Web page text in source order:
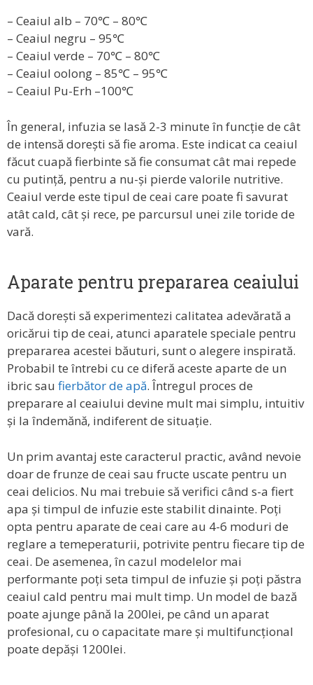
– Ceaiul alb – 70℃ – 80℃
– Ceaiul negru – 95℃
– Ceaiul verde – 70℃ – 80℃
– Ceaiul oolong – 85℃ – 95℃
– Ceaiul Pu-Erh –100℃
În general, infuzia se lasă 2-3 minute în funcție de cât
de intensă dorești să fie aroma. Este indicat ca ceaiul
făcut cuapă fierbinte să fie consumat cât mai repede
cu putință, pentru a nu-și pierde valorile nutritive.
Ceaiul verde este tipul de ceai care poate fi savurat
atât cald, cât și rece, pe parcursul unei zile toride de
vară.
Aparate pentru prepararea ceaiului
Dacă dorești să experimentezi calitatea adevărată a
oricărui tip de ceai, atunci aparatele speciale pentru
prepararea acestei băuturi, sunt o alegere inspirată.
Probabil te întrebi cu ce diferă aceste aparte de un
ibric sau fierbător de apă. Întregul proces de
preparare al ceaiului devine mult mai simplu, intuitiv
și la îndemănă, indiferent de situație.
Un prim avantaj este caracterul practic, având nevoie
doar de frunze de ceai sau fructe uscate pentru un
ceai delicios. Nu mai trebuie să verifici când s-a fiert
apa și timpul de infuzie este stabilit dinainte. Poți
opta pentru aparate de ceai care au 4-6 moduri de
reglare a temeperaturii, potrivite pentru fiecare tip de
ceai. De asemenea, în cazul modelelor mai
performante poți seta timpul de infuzie și poți păstra
ceaiul cald pentru mai mult timp. Un model de bază
poate ajunge până la 200lei, pe când un aparat
profesional, cu o capacitate mare și multifuncțional
poate depăși 1200lei.